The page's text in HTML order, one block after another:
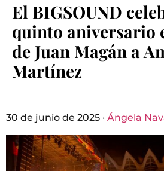
El BIGSOUND
quinto aniversario
de Juan Magán a
Martínez
30 de junio de 2025 · Ángela